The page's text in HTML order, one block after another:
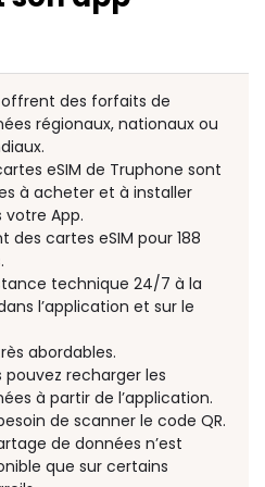
offrent des forfaits de
régionaux, nationaux ou
eSIM de Truphone sont
à acheter et à installer
votre App.
des cartes eSIM pour 188
technique 24/7 à la
l’application et sur le
abordables.
pouvez recharger les
à partir de l’application.
de scanner le code QR.
de données n’est
que sur certains